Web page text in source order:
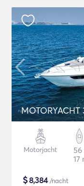
MOTORYACHT
Motorjacht
17
$8,384/nacht